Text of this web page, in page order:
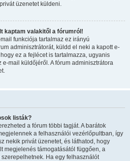
üzenetet küldeni.
kaptam valakitől a fórumról!
funkciója tartalmaz ez irányú
adminisztrátorát, küldd el neki a kapott e-
ez a fejlécet is tartalmazza, ugyanis
mail küldőjéről. A fórum adminisztrátora
listák?
a fórum többi tagját. A barátok
a felhasználói vezérlőpultban, így
nekik privát üzenetet, és láthatod, hogy
megjelenés támogatásától függően, a
Ha egy felhasználót